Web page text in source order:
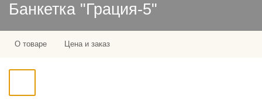
Банкетка "Грация-5"
О товаре Цена и заказ